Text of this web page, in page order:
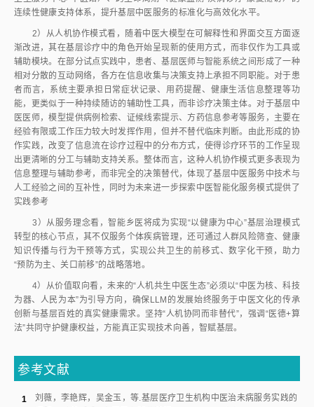
连续性健康支持体系，提升基层中医服务的标准化与高效化水平。
2）从人机协作模式看，随着中医大模型在可解释性和界面交互方面逐
渐改进，其在基层诊疗中的角色开始呈现新的使用方式，而非仅作为工具或
辅助模块。在部分试点实践中，患者、基层医师与智能系统之间形成了一种
相对分散的互动网络，各方在信息收集与决策支持上承担不同职能。对于患
者而言，系统主要承担日常症状记录、用药提醒、健康生活信息整理等功
能，更类似于一种持续随访的辅助性工具，而非诊疗决策主体。对于基层中
医医师，模型提供病例检索、证候线索提示、方药信息参考等服务，主要在
经验有限或工作压力较大时发挥作用，但并不替代临床判断。由此形成的协
作实践，改变了信息流在诊疗过程中的分布方式，使得诊疗环节的工作呈现
出更清晰的分工与辅助支持关系。整体而言，这种人机协作模式更多表现为
信息整理与辅助参考，而非完全的决策替代，体现了基层中医服务中技术与
人工经验之间的互补性，同时为未来进一步探索中医智能化服务模式提供了
实践参考
3）从服务理念看，智能乡医将成为实现“以健康为中心”基层治理模式
转型的核心节点，其不仅服务个体疾病管理，还可通过人群风险筛查、健康
知识传播与行为干预等方式，实现公共卫生的前移式、数字化干预，助力
“预防为主、关口前移”的战略落地。
4）从价值取向看，未来的“人机共生中医生态”必须以“中医为核、科技
为器、人民为本”为引导方向，确保LLM的发展始终服务于中医文化的传承
创新与基层百姓的真实健康需求。坚持“人机协同而非替代”，强调“医德+算
法”共同守护健康权益，方能真正实现技术向善，智赋基层。
参考文献
1 刘薇 ，李艳辉， 吴金玉 ，等.基层医疗卫生机构中医治未病服务实践的